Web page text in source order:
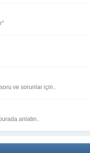
ve sorunlar için..
anlatın..